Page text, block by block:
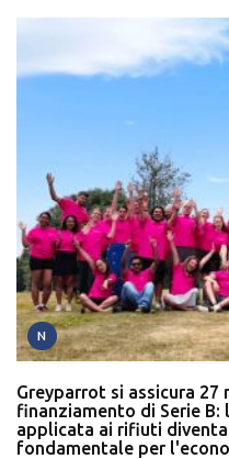
N
Greyparrot si assicura
finanziamento di Serie
applicata ai rifiuti
fondamentale per